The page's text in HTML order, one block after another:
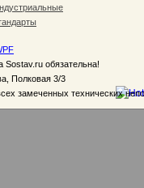
Sostav.ru обязательна!
Полковая 3/3
замеченных технических